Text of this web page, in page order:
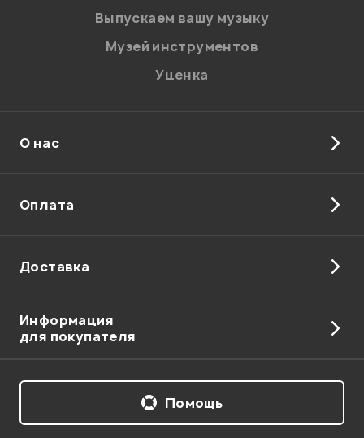
Введите проверочное число:
Отправить
Выпускаем вашу музыку
Музей инструментов
Уценка
О нас
Оплата
Доставка
Информация
для покупателя
Помощь